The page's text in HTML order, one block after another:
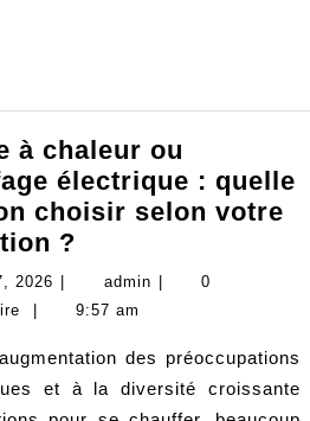
à chaleur ou
électrique : quelle
choisir selon votre
?
chaleur
chauffage
électrique
2026 mai
17,
admin admin0
9:57 am
et à la diversité croissante